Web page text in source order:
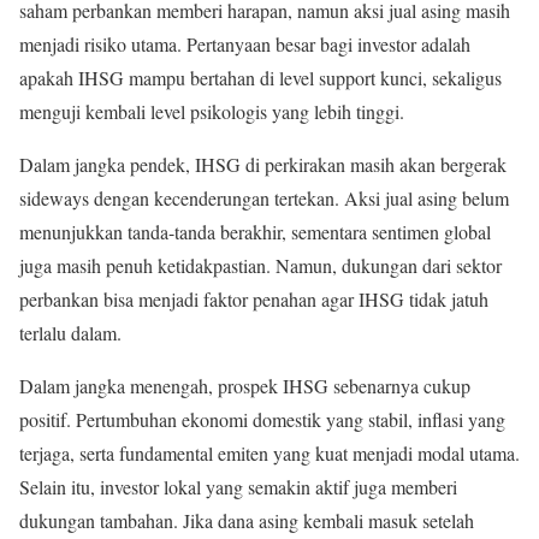
saham perbankan memberi harapan, namun aksi jual asing masih
menjadi risiko utama. Pertanyaan besar bagi investor adalah
apakah IHSG mampu bertahan di level support kunci, sekaligus
menguji kembali level psikologis yang lebih tinggi.
Dalam jangka pendek, IHSG di perkirakan masih akan bergerak
sideways dengan kecenderungan tertekan. Aksi jual asing belum
menunjukkan tanda-tanda berakhir, sementara sentimen global
juga masih penuh ketidakpastian. Namun, dukungan dari sektor
perbankan bisa menjadi faktor penahan agar IHSG tidak jatuh
terlalu dalam.
Dalam jangka menengah, prospek IHSG sebenarnya cukup
positif. Pertumbuhan ekonomi domestik yang stabil, inflasi yang
terjaga, serta fundamental emiten yang kuat menjadi modal utama.
Selain itu, investor lokal yang semakin aktif juga memberi
dukungan tambahan. Jika dana asing kembali masuk setelah